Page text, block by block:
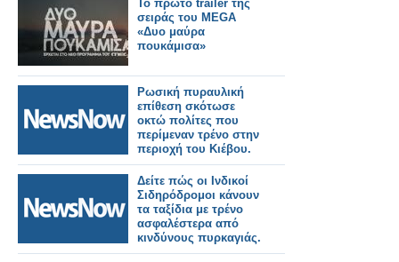
Το πρώτο trailer της
σειράς του MEGA
«Δυο μαύρα
πουκάμισα»
Ρωσική πυραυλική
επίθεση σκότωσε
οκτώ πολίτες που
περίμεναν τρένο στην
περιοχή του Κιέβου.
Δείτε πώς οι Ινδικοί
Σιδηρόδρομοι κάνουν
τα ταξίδια με τρένο
ασφαλέστερα από
κινδύνους πυρκαγιάς.